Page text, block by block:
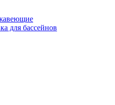
для бассейнов